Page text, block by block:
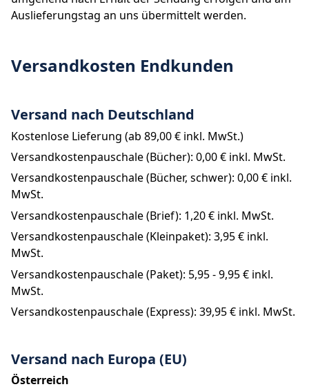
Auslieferungstag an uns übermittelt werden.
Versandkosten Endkunden
Versand nach Deutschland
Kostenlose Lieferung (ab 89,00 € inkl. MwSt.)
Versandkostenpauschale (Bücher): 0,00 € inkl. MwSt.
Versandkostenpauschale (Bücher, schwer): 0,00 € inkl.
MwSt.
Versandkostenpauschale (Brief): 1,20 € inkl. MwSt.
Versandkostenpauschale (Kleinpaket): 3,95 € inkl.
MwSt.
Versandkostenpauschale (Paket): 5,95 - 9,95 € inkl.
MwSt.
Versandkostenpauschale (Express): 39,95 € inkl. MwSt.
Versand nach Europa (EU)
Österreich